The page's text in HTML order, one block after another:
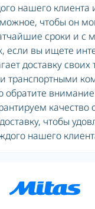
нашего клиента
чтобы он
сроки и
если вы ищете
доставку
транспортными
обратите
качество
чтобы
нашего